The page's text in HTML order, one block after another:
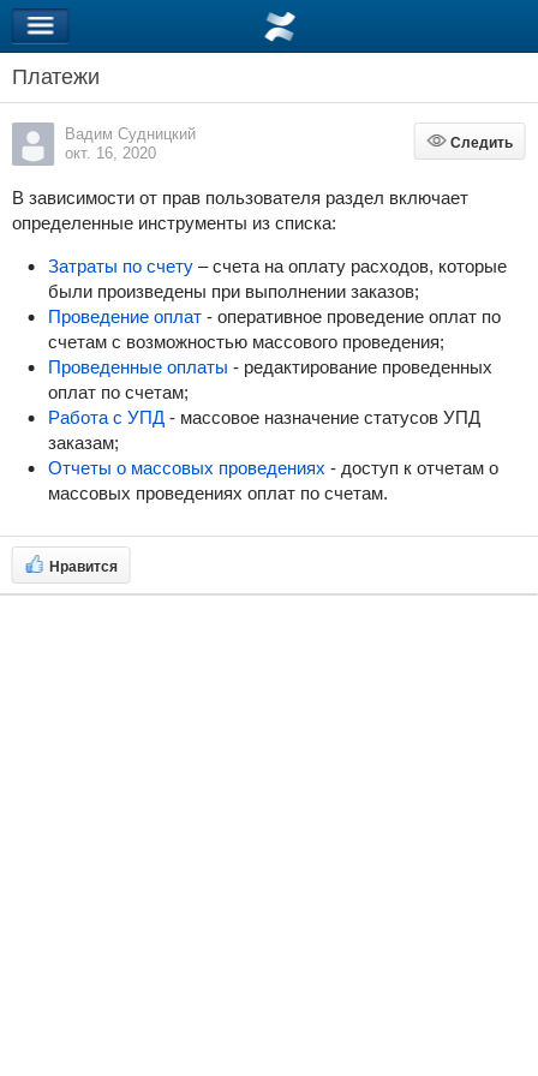
Платежи
Вадим Судницкий
окт. 16, 2020
Следить
Следить
В зависимости от прав пользователя раздел включает
определенные инструменты из списка:
Затраты по счету– счета на оплату расходов, которые
были произведены при выполнении заказов;
Проведение оплат- оперативное проведение оплат по
счетам с возможностью массового проведения;
Проведенные оплаты - редактирование проведенных
оплат по счетам;
Работа с УПД- массовое назначение статусов УПД
заказам;
Отчеты о массовых проведениях - доступ к отчетам о
массовых проведениях оплат по счетам.
Нравится